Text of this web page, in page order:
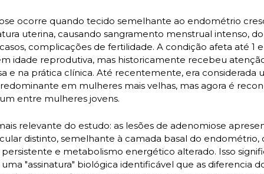
ocorre quando tecido semelhante ao endométrio
uterina, causando sangramento menstrual intenso,
complicações de fertilidade. A condição afeta até 1
idade reprodutiva, mas historicamente recebeu
e na prática clínica. Até recentemente, era considerada
em mulheres mais velhas, mas agora é
entre mulheres jovens.
relevante do estudo: as lesões de adenomiose
distinto, semelhante à camada basal do endométrio,
e metabolismo energético alterado. Isso
"assinatura" biológica identificável que as diferencia